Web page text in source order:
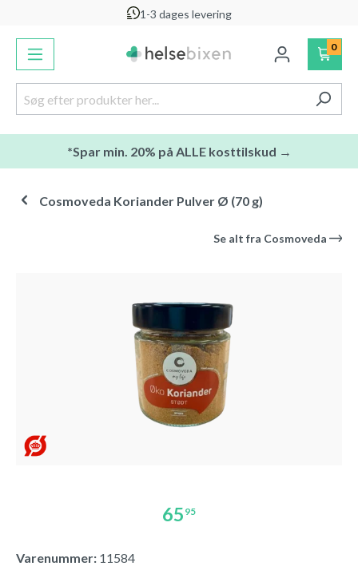
1-3 dages levering
0
*Spar min. 20% på ALLE kosttilskud →
Cosmoveda Koriander Pulver Ø (70 g)
Se alt fra Cosmoveda
65 95
Varenummer: 11584